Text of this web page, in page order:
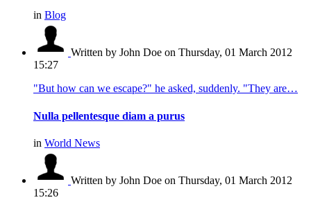
in Blog
Written by John Doe on Thursday, 01 March 2012
15:27
"But how can we escape?" he asked, suddenly. "They are…
Nulla pellentesque diam a purus
in World News
Written by John Doe on Thursday, 01 March 2012
15:26